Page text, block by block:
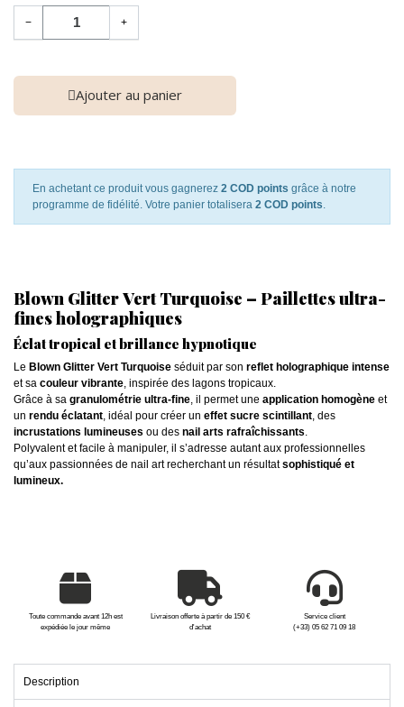
− +
Ajouter au panier
En achetant ce produit vous gagnerez 2 COD points grâce à notre
programme de fidélité. Votre panier totalisera 2 COD points.
Blown Glitter Vert Turquoise – Paillettes ultra-
fines holographiques
Éclat tropical et brillance hypnotique
Le Blown Glitter Vert Turquoise séduit par son reflet holographique intense
et sa couleur vibrante, inspirée des lagons tropicaux.
Grâce à sa granulométrie ultra-fine, il permet une application homogène et
un rendu éclatant, idéal pour créer un effet sucre scintillant, des
incrustations lumineuses ou des nail arts rafraîchissants.
Polyvalent et facile à manipuler, il s’adresse autant aux professionnelles
qu’aux passionnées de nail art recherchant un résultatsophistiqué et
lumineux.
Toute commande avant 12h est
expédiée le jour même
Livraison offerte à partir de 150 €
d'achat
Service client
(+33) 05 62 71 09 18
Description